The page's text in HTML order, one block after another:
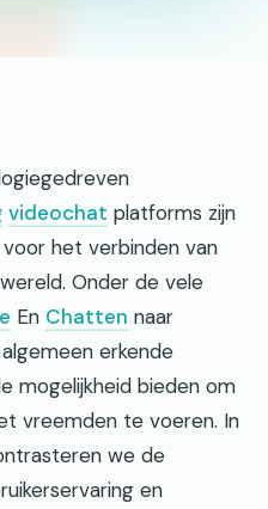
videochat platforms zijn
het verbinden van
Onder de vele
En Chatten naar
erkende
mogelijkheid bieden om
vreemden te voeren. In
we de
en